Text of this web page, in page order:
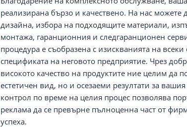
реализирана бързо и качествено. На нас можете
дизайна, избора на подходящите материали,
монтажа, гаранционния и следгаранционен
процедура е съобразена с изискванията на
спецификата на неговото предприятие. Чрез
високото качество на продуктите ние целим да
естетичен вид, но и осезаеми резултати за
контрол по време на целия процес позволява
реклама да се превърне пълноценна част от
успеха.